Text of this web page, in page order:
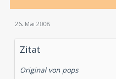
26. Mai 2008
Zitat
Original von pops